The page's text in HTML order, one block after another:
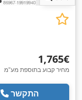
‏1,765 ‏€
מחיר קבוע בתוספת מע"מ
התקשר